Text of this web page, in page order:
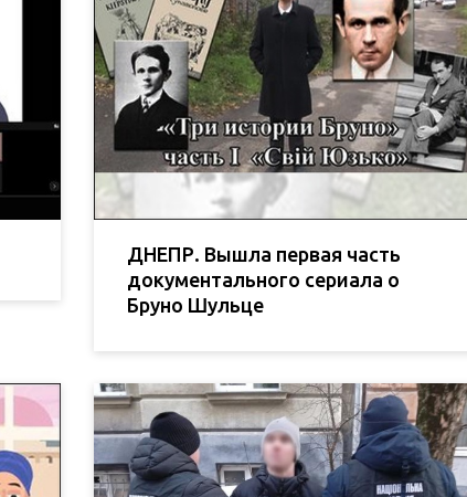
ДНЕПР. Вышла первая часть
документального сериала о
Бруно Шульце